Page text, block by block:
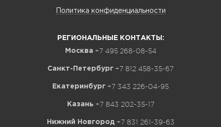
Политика конфиденциальности
РЕГИОНАЛЬНЫЕ КОНТАКТЫ:
Москва +7 495 268-08-54
Санкт-Петербург +7 812 458-35-67
Екатеринбург +7 343 226-04-95
Казань +7 843 202-35-17
Нижний Новгород +7 831 261-39-63